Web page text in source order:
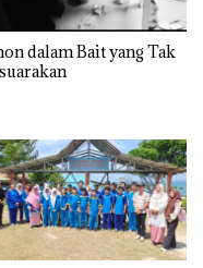
dalam Bait yang Tak